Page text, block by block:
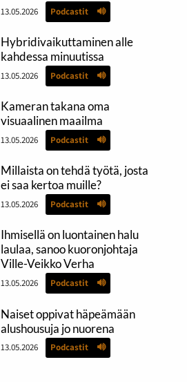
13.05.2026 Podcastit
Hybridivaikuttaminen alle
kahdessa minuutissa
13.05.2026 Podcastit
Kameran takana oma
visuaalinen maailma
13.05.2026 Podcastit
Millaista on tehdä työtä, josta
ei saa kertoa muille?
13.05.2026 Podcastit
Ihmisellä on luontainen halu
laulaa, sanoo kuoronjohtaja
Ville-Veikko Verha
13.05.2026 Podcastit
Naiset oppivat häpeämään
alushousuja jo nuorena
13.05.2026 Podcastit